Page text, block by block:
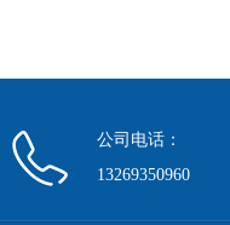
公司电话：
13269350960